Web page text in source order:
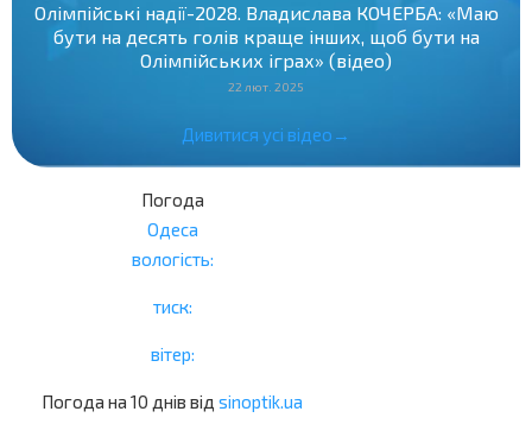
Олімпійські надії-2028. Владислава КОЧЕРБА: «Маю
бути на десять голів краще інших, щоб бути на
Олімпійських іграх» (відео)
22 лют. 2025
Дивитися усі відео→
Погода
Одеса
вологість:
тиск:
вітер:
Погода на 10 днів від sinoptik.ua